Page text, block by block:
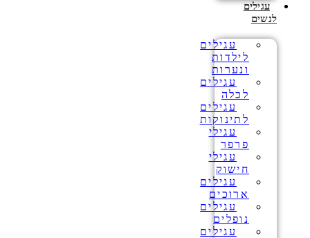
עגילים
לנשים
עגילים
לילדות
ונערות
עגילים
לכלה
עגילים
לתינוקות
עגילי
פרפר
עגילי
חישוק
עגילים
ארוכים
עגילים
נופלים
עגילים